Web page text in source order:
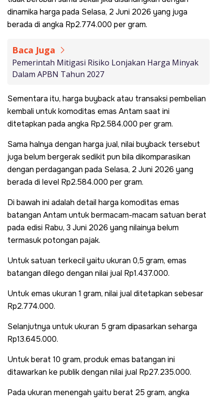
dinamika harga pada Selasa, 2 Juni 2026 yang juga
berada di angka Rp2.774.000 per gram.
Baca Juga
Pemerintah Mitigasi Risiko Lonjakan Harga Minyak
Dalam APBN Tahun 2027
Sementara itu, harga buyback atau transaksi pembelian
kembali untuk komoditas emas Antam saat ini
ditetapkan pada angka Rp2.584.000 per gram.
Sama halnya dengan harga jual, nilai buyback tersebut
juga belum bergerak sedikit pun bila dikomparasikan
dengan perdagangan pada Selasa, 2 Juni 2026 yang
berada di level Rp2.584.000 per gram.
Di bawah ini adalah detail harga komoditas emas
batangan Antam untuk bermacam-macam satuan berat
pada edisi Rabu, 3 Juni 2026 yang nilainya belum
termasuk potongan pajak.
Untuk satuan terkecil yaitu ukuran 0,5 gram, emas
batangan dilego dengan nilai jual Rp1.437.000.
Untuk emas ukuran 1 gram, nilai jual ditetapkan sebesar
Rp2.774.000.
Selanjutnya untuk ukuran 5 gram dipasarkan seharga
Rp13.645.000.
Untuk berat 10 gram, produk emas batangan ini
ditawarkan ke publik dengan nilai jual Rp27.235.000.
Pada ukuran menengah yaitu berat 25 gram, angka